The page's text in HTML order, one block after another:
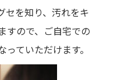
セを知り、汚れをキ
すので、ご自宅での
ていただけます。